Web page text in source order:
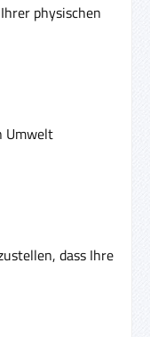
physischen
Umwelt
dass Ihre